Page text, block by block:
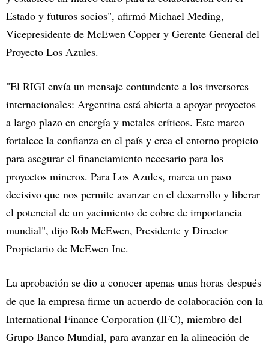
Estado y futuros socios", afirmó Michael Meding,
Vicepresidente de McEwen Copper y Gerente General del
Proyecto Los Azules.
"El RIGI envía un mensaje contundente a los inversores
internacionales: Argentina está abierta a apoyar proyectos
a largo plazo en energía y metales críticos. Este marco
fortalece la confianza en el país y crea el entorno propicio
para asegurar el financiamiento necesario para los
proyectos mineros. Para Los Azules, marca un paso
decisivo que nos permite avanzar en el desarrollo y liberar
el potencial de un yacimiento de cobre de importancia
mundial", dijo Rob McEwen, Presidente y Director
Propietario de McEwen Inc.
La aprobación se dio a conocer apenas unas horas después
de que la empresa firme un acuerdo de colaboración con la
International Finance Corporation (IFC), miembro del
Grupo Banco Mundial, para avanzar en la alineación de